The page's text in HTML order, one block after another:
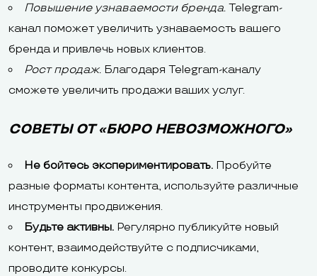
Повышение узнаваемости бренда. Telegram-
канал поможет увеличить узнаваемость вашего
бренда и привлечь новых клиентов.
Рост продаж. Благодаря Telegram-каналу
сможете увеличить продажи ваших услуг.
СОВЕТЫ ОТ «БЮРО НЕВОЗМОЖНОГО»
Не бойтесь экспериментировать. Пробуйте
разные форматы контента, используйте различные
инструменты продвижения.
Будьте активны. Регулярно публикуйте новый
контент, взаимодействуйте с подписчиками,
проводите конкурсы.